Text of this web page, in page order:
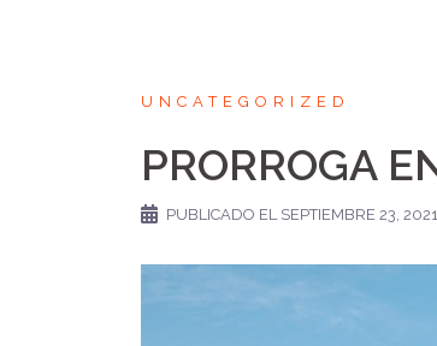
UNCATEGORIZED
PRORROGA
PUBLICADO EL SEPTIEMBRE 23, 2021